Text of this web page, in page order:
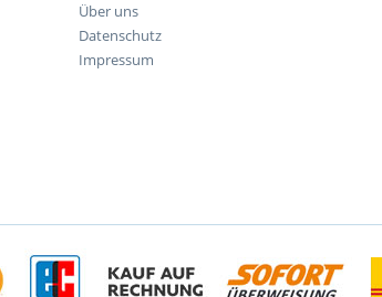
Über uns
Datenschutz
Impressum